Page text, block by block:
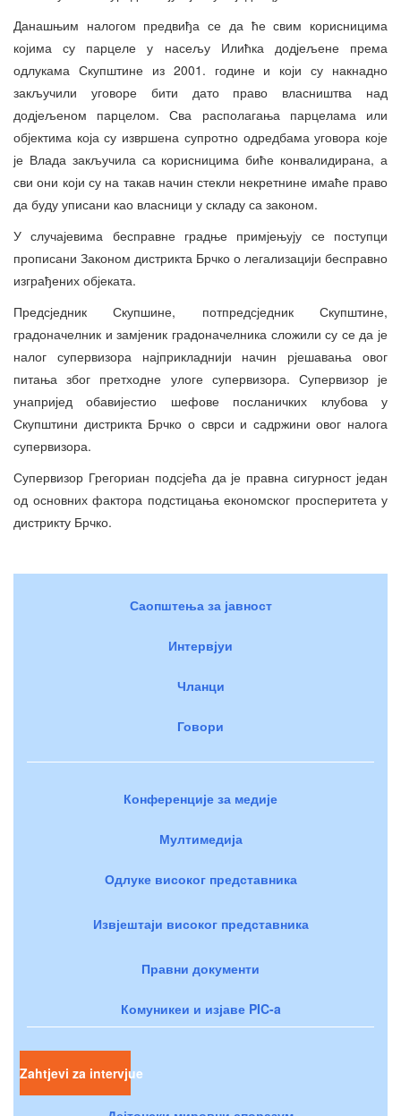
Данашњим налогом предвиђа се да ће свим корисницима
којима су парцеле у насељу Илићка додјељене према
одлукама Скупштине из 2001. године и који су накнадно
закључили уговоре бити дато право власништва над
додјељеном парцелом. Сва располагања парцелама или
објектима која су извршена супротно одредбама уговора које
је Влада закључила са корисницима биће конвалидирана, а
сви они који су на такав начин стекли некретнине имаће право
да буду уписани као власници у складу са законом.
У случајевима бесправне градње примјењују се поступци
прописани Законом дистрикта Брчко о легализацији бесправно
изграђених објеката.
Предсједник Скупшине, потпредсједник Скупштине,
градоначелник и замјеник градоначелника сложили су се да је
налог супервизора најприкладнији начин рјешавања овог
питања због претходне улоге супервизора. Супервизор је
унапријед обавијестио шефове посланичких клубова у
Скупштини дистрикта Брчко о сврси и садржини овог налога
супервизора.
Супервизор Грегориан подсјећа да је правна сигурност један
од основних фактора подстицања економског просперитета у
дистрикту Брчко.
Саопштења за јавност
Интервјуи
Чланци
Говори
Конференције за медије
Мултимедија
Одлуке високог представника
Извјештаји високог представника
Правни документи
Комуникеи и изјаве PIC-a
Zahtjevi za intervjue